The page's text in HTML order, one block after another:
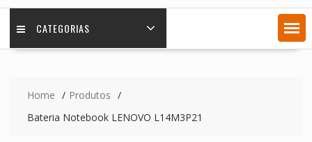
CATEGORIAS
Home
Produtos
Bateria Notebook LENOVO L14M3P21